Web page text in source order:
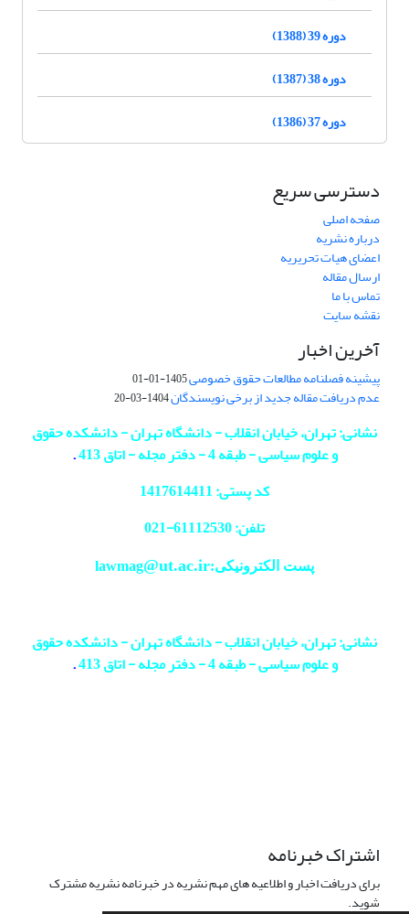
دوره 39 (1388)
دوره 38 (1387)
دوره 37 (1386)
دسترسی سریع
صفحه اصلی
درباره نشریه
اعضای هیات تحریریه
ارسال مقاله
تماس با ما
نقشه سایت
آخرین اخبار
پیشینه فصلنامه مطالعات حقوق خصوصی1405-01-01
عدم دریافت مقاله جدید از برخی نویسندگان1404-03-20
نشانی: تهران، خیابان انقلاب - دانشگاه تهران - دانشکده حقوق
و علوم سیاسی - طبقه 4 - دفتر مجله - اتاق 413
.
کد پستی: 1417614411
تلفن: 61112530-
021
پست الکترونیکی:lawmag@ut.ac.ir
نشانی: تهران، خیابان انقلاب - دانشگاه تهران - دانشکده حقوق
و علوم سیاسی - طبقه 4 - دفتر مجله - اتاق 413
.
اشتراک خبرنامه
برای دریافت اخبار و اطلاعیه های مهم نشریه در خبرنامه نشریه مشترک
شوید.